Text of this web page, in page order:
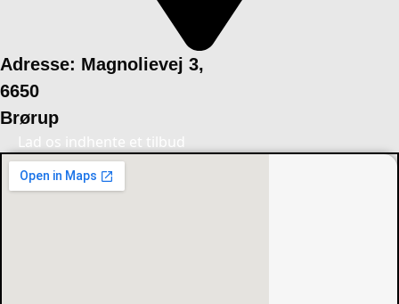
Adresse: Magnolievej 3,
6650
Brørup
Lad os indhente et tilbud